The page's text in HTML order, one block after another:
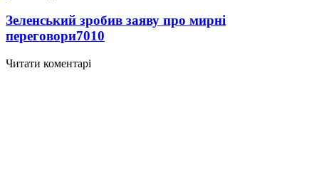
Зеленський зробив заяву про мирні
переговори7010
Читати коментарі